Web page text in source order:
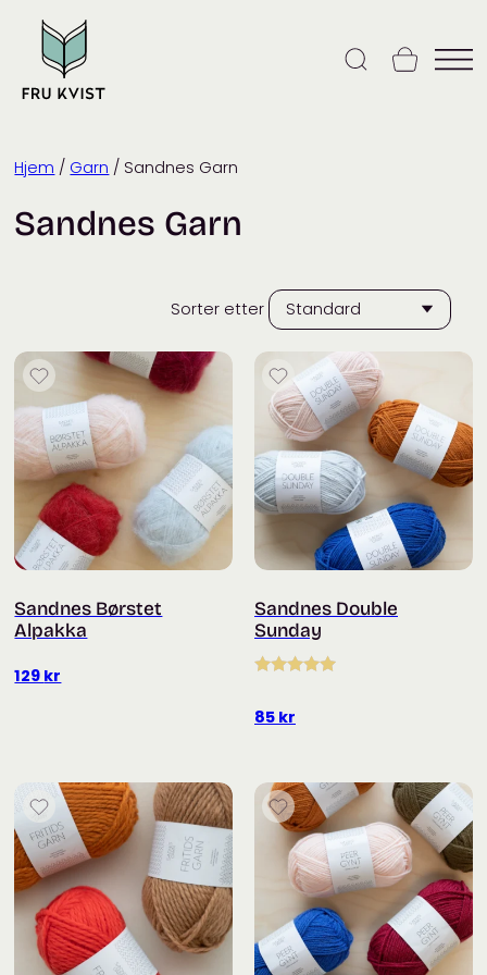
content
Hjem / Garn / Sandnes Garn
Sandnes Garn
Sorter etter
Sandnes Børstet
Alpakka
129 kr
Sandnes Double
Sunday
av 5
85 kr